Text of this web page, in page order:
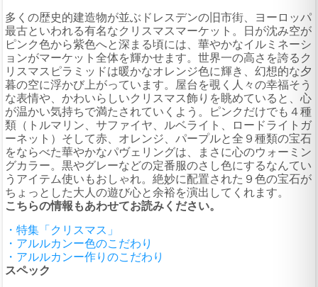
多くの歴史的建造物が並ぶドレスデンの旧市街、ヨーロッパ
最古といわれる有名なクリスマスマーケット。日が沈み空が
ピンク色から紫色へと深まる頃には、華やかなイルミネーシ
ョンがマーケット全体を輝かせます。世界一の高さを誇るク
リスマスピラミッドは暖かなオレンジ色に輝き、幻想的な夕
暮の空に浮かび上がっています。屋台を覗く人々の幸福そう
な表情や、かわいらしいクリスマス飾りを眺めていると、心
が温かい気持ちで満たされていくよう。ピンクだけでも４種
類（トルマリン、サファイヤ、ルベライト、ロードライトガ
ーネット）そして赤、オレンジ、パープルと全９種類の宝石
をならべた華やかなパヴェリングは、まさに心のウォーミン
グカラー。黒やグレーなどの定番服のさし色にするなんてい
うアイテム使いもおしゃれ。絶妙に配置された９色の宝石が
ちょっとした大人の遊び心と余裕を演出してくれます。
こちらの情報もあわせてお読みください。
・特集「クリスマス」
・アルルカンー色のこだわり
・アルルカンー作りのこだわり
スペック